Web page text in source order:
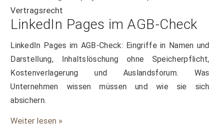
Vertragsrecht
LinkedIn Pages im AGB-Check
LinkedIn Pages im AGB-Check: Eingriffe in Namen und
Darstellung, Inhaltslöschung ohne Speicherpflicht,
Kostenverlagerung und Auslandsforum. Was
Unternehmen wissen müssen und wie sie sich
absichern.
Weiter lesen »